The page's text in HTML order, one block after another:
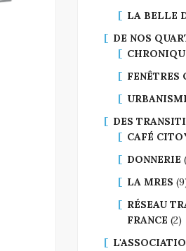
LA BELLE
DE NOS
FENÊTRES
DES
CAFÉ
DONNERIE
LA MRES
RÉSEAU
FRANCE (2)